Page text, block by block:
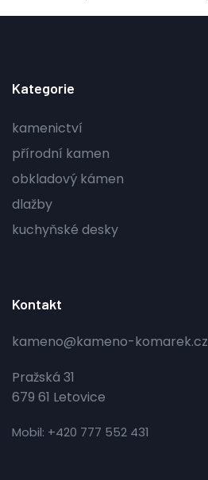
Kategorie
kamenictví
přírodní kamen
obkladový kámen
dlažby
kuchyňské desky
Kontakt
kameno@kameno-komarek.cz
Pražská 31
679 61 Letovice
Mobil: +420 777 552 431